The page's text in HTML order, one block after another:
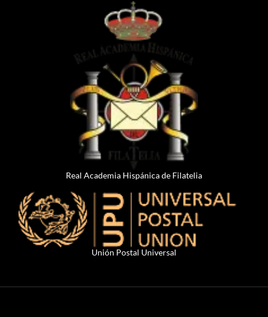
Real Academia Hispánica de Filatelia
Unión Postal Universal